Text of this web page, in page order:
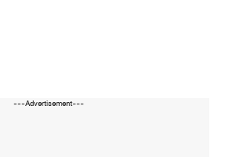
---Advertisement---